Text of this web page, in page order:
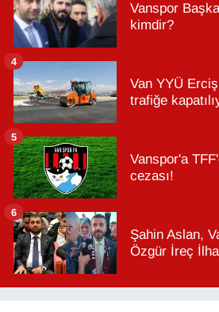
Vanspor
kimdir?
Van YYÜ
trafiğe
4
Vanspor'a
cezası!
5
Şahin Aslan,
Özgür İreç
6